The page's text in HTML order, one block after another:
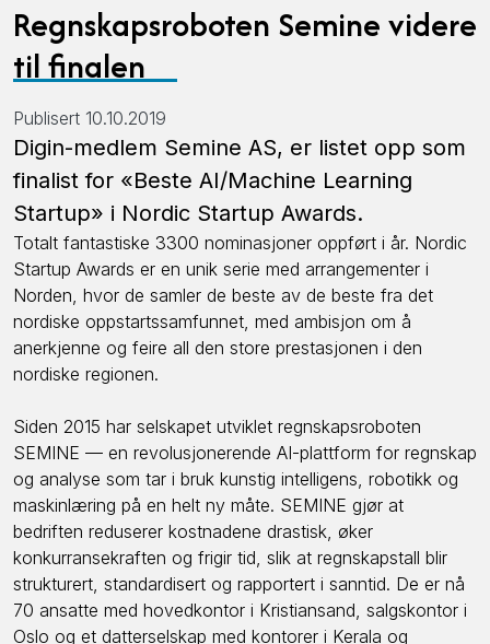
Regnskapsroboten Semine videre
til finalen
Publisert 10.10.2019
Digin-medlem Semine AS, er listet opp som
finalist for «Beste AI/Machine Learning
Startup» i Nordic Startup Awards.
Totalt fantastiske 3300 nominasjoner oppført i år. Nordic
Startup Awards er en unik serie med arrangementer i
Norden, hvor de samler de beste av de beste fra det
nordiske oppstartssamfunnet, med ambisjon om å
anerkjenne og feire all den store prestasjonen i den
nordiske regionen.
Siden 2015 har selskapet utviklet regnskapsroboten
SEMINE — en revolusjonerende AI-plattform for regnskap
og analyse som tar i bruk kunstig intelligens, robotikk og
maskinlæring på en helt ny måte. SEMINE gjør at
bedriften reduserer kostnadene drastisk, øker
konkurransekraften og frigir tid, slik at regnskapstall blir
strukturert, standardisert og rapportert i sanntid. De er nå
70 ansatte med hovedkontor i Kristiansand, salgskontor i
Oslo og et datterselskap med kontorer i Kerala og